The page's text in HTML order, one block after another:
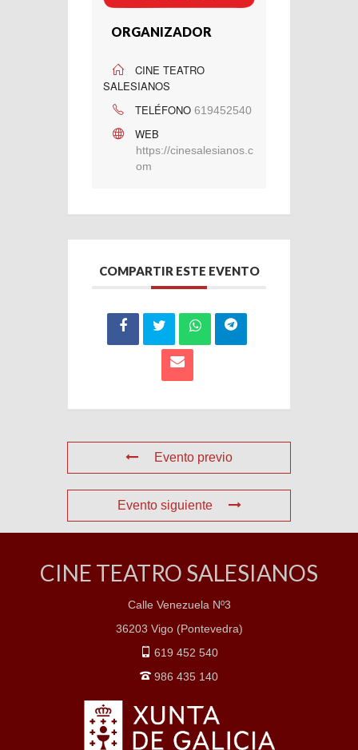
ORGANIZADOR
CINE TEATRO
SALESIANOS
TELÉFONO 619452540
WEB
https://cinesalesianos.c
om
COMPARTIR ESTE EVENTO
Evento previo
Evento siguiente
CINE TEATRO SALESIANOS
Calle Venezuela Nº3
36203 Vigo (Pontevedra)
619 452 540
986 435 140